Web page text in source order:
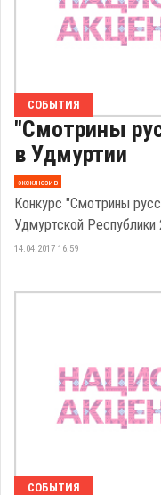
СОБЫТИЯ
"Смотрины
в Удмуртии
эксклюзив
Конкурс "Смотрины
Удмуртской Республики
14.04.2017 16:59
СОБЫТИЯ